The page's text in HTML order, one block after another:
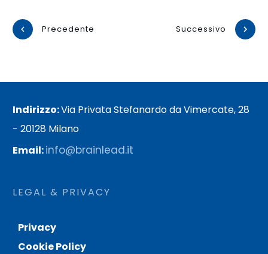
Precedente Successivo
LEGAL & PRIVACY
Privacy
Cookie Policy
Indirizzo:Via Privata Stefanardo da Vimercate, 28
- 20128 Milano
Email:info@brainlead.it